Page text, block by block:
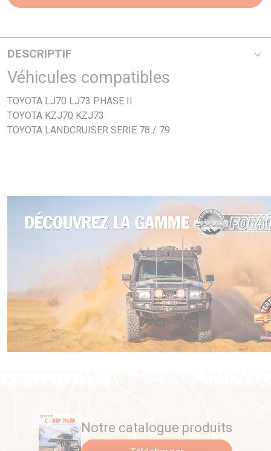
DESCRIPTIF
Cet article se monte sur les modèles suivants :
4x4 TOYOTA HZJ73 et HZJ75 90-99
4x4 TOYOTA HZJ78 et HZJ79 99-
4x4 TOYOTA KZJ70 et KZJ73 93-96
Véhicules compatibles
TOYOTA LJ70 LJ73 PHASE II
TOYOTA KZJ70 KZJ73
TOYOTA LANDCRUISER SERIE 78 / 79
Notre catalogue produits